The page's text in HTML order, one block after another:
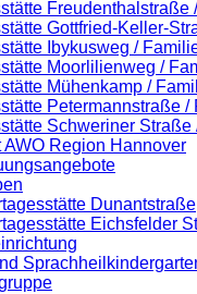
Freudenthalstraße
Gottfried-Keller-
Ibykusweg /
Moorlilienweg /
Mühenkamp /
Petermannstraße /
Schweriner
Region Hannover
Dunantstraße
Eichsfelder